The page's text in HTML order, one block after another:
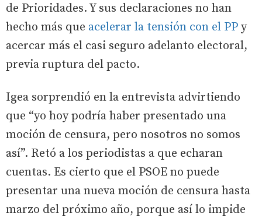
de Prioridades. Y sus declaraciones no han
hecho más que acelerar la tensión con el PP y
acercar más el casi seguro adelanto electoral,
previa ruptura del pacto.
Igea sorprendió en la entrevista advirtiendo
que “yo hoy podría haber presentado una
moción de censura, pero nosotros no somos
así”. Retó a los periodistas a que echaran
cuentas. Es cierto que el PSOE no puede
presentar una nueva moción de censura hasta
marzo del próximo año, porque así lo impide